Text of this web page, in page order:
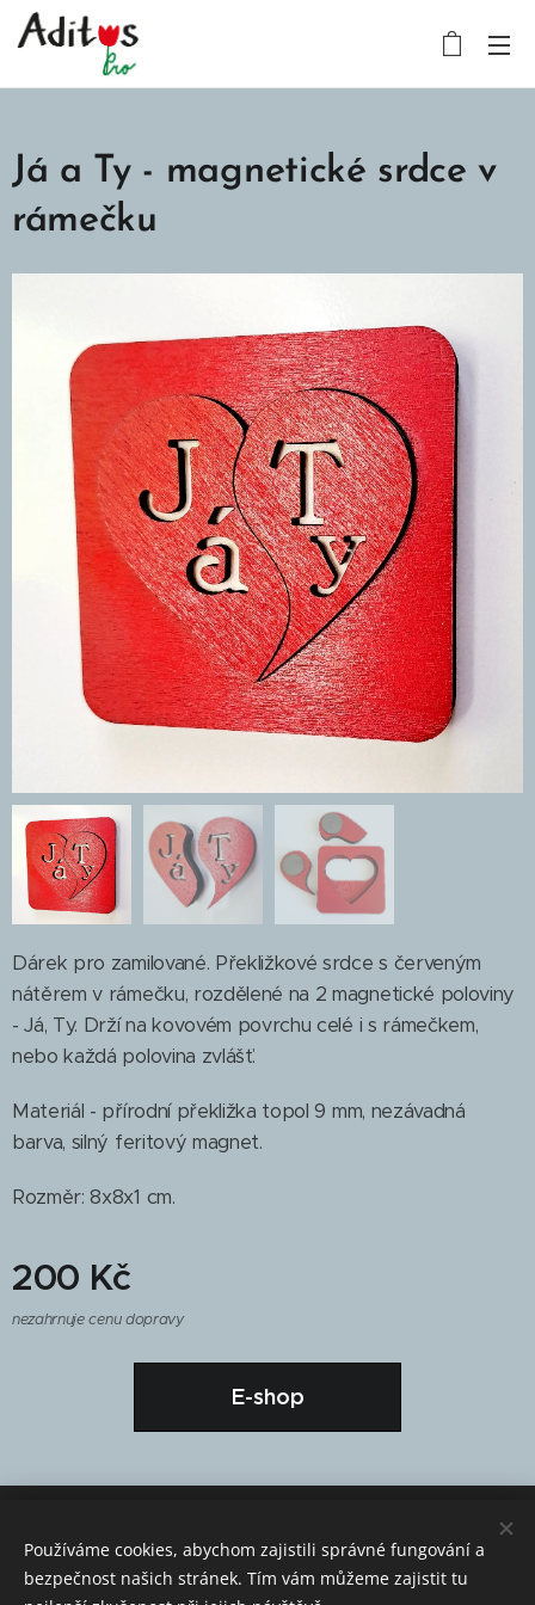
Já a Ty - magnetické srdce v
rámečku
Dárek pro zamilované. Překližkové srdce s červeným
nátěrem v rámečku, rozdělené na 2 magnetické poloviny
- Já, Ty. Drží na kovovém povrchu celé i s rámečkem,
nebo každá polovina zvlášť.
Materiál - přírodní překližka topol 9 mm, nezávadná
barva, silný feritový magnet.
Rozměr: 8x8x1 cm.
200 Kč
nezahrnuje cenu dopravy
E-shop
© 2016 Aditus Pro, z.ú., U Hvízdala 9, České Budějovice, 37011,
info@adituspro.cz
Vytvořeno službouWebnode Cookies
Používáme cookies, abychom zajistili správné fungování a
bezpečnost našich stránek. Tím vám můžeme zajistit tu